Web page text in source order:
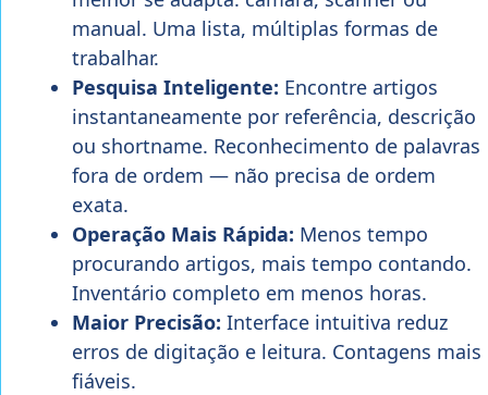
manual. Uma lista, múltiplas formas de
trabalhar.
Pesquisa Inteligente: Encontre artigos
instantaneamente por referência, descrição
ou shortname. Reconhecimento de palavras
fora de ordem — não precisa de ordem
exata.
Operação Mais Rápida: Menos tempo
procurando artigos, mais tempo contando.
Inventário completo em menos horas.
Maior Precisão: Interface intuitiva reduz
erros de digitação e leitura. Contagens mais
fiáveis.